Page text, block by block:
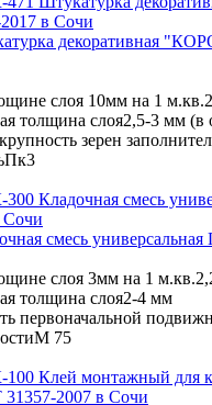
декоративная
слоя 10мм на 1 м.кв.
толщина слоя2,5-3 мм (в
зерен
Пк3
смесь
слоя 3мм на 1 м.кв.
толщина слоя2-4 мм
первоначальной
М 75